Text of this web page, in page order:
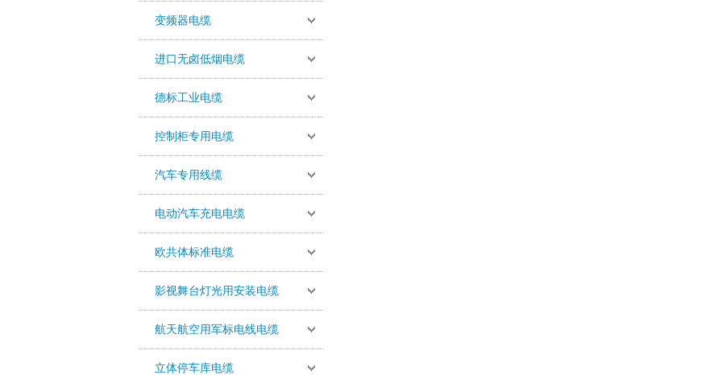
变频器电缆
进口无卤低烟电缆
德标工业电缆
控制柜专用电缆
汽车专用线缆
电动汽车充电电缆
欧共体标准电缆
影视舞台灯光用安装电缆
航天航空用军标电线电缆
立体停车库电缆